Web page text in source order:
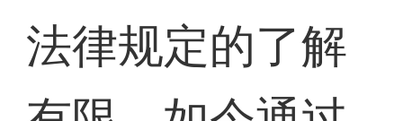
法律规定的了解